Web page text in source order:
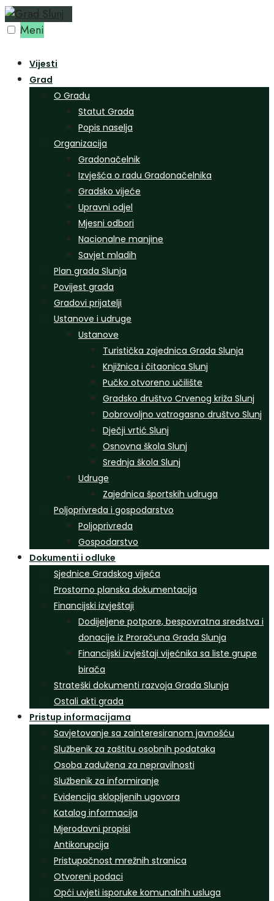
Preskoči
na Meni
Vijesti
Grad
O Gradu
Statut Grada
Popis naselja
Organizacija
Gradonačelnik
Izvješća o radu Gradonačelnika
Gradsko vijeće
Upravni odjel
Mjesni odbori
Nacionalne manjine
Savjet mladih
Plan grada Slunja
Povijest grada
Gradovi prijatelji
Ustanove i udruge
Ustanove
Turistička zajednica Grada Slunja
Knjižnica i čitaonica Slunj
Pučko otvoreno učilište
Gradsko društvo Crvenog križa Slunj
Dobrovoljno vatrogasno društvo Slunj
Dječji vrtić Slunj
Osnovna škola Slunj
Srednja škola Slunj
Udruge
Zajednica športskih udruga
Poljoprivreda i gospodarstvo
Poljoprivreda
Gospodarstvo
Dokumenti i odluke
Sjednice Gradskog vijeća
Prostorno planska dokumentacija
Financijski izvještaji
Dodijeljene potpore, bespovratna sredstva i
donacije iz Proračuna Grada Slunja
Financijski izvještaji vijećnika sa liste grupe
birača
Strateški dokumenti razvoja Grada Slunja
Ostali akti grada
Pristup informacijama
Savjetovanje sa zainteresiranom javnošću
Službenik za zaštitu osobnih podataka
Osoba zadužena za nepravilnosti
Službenik za informiranje
Evidencija sklopljenih ugovora
Katalog informacija
Mjerodavni propisi
Antikorupcija
Pristupačnost mrežnih stranica
Otvoreni podaci
Opći uvjeti isporuke komunalnih usluga